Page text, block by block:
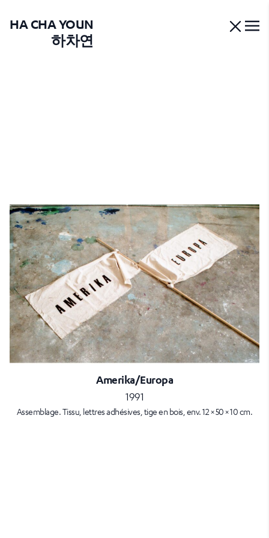
HA CHA YOUN
하차연
Amerika/Europa
1991
Assemblage. Tissu, lettres adhésives, tige en bois, env. 12 × 50 × 10 cm.